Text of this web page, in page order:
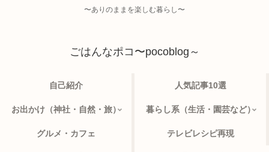
〜ありのままを楽しむ暮らし〜
ごはんなポコ〜pocoblog～
自己紹介 人気記事10選
お出かけ（神社・自然・旅） 暮らし系（生活・園芸など）
グルメ・カフェ テレビレシピ再現